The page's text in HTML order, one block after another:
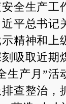
全生产工
平总书记
精神和上
吸取近期
生产月”活
查整治，